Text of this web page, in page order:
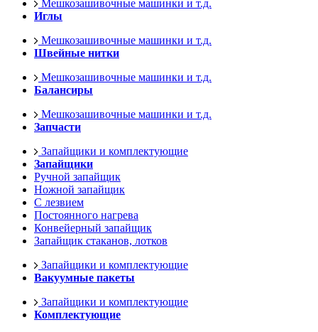
Мешкозашивочные машинки и т.д.
Иглы
Мешкозашивочные машинки и т.д.
Швейные нитки
Мешкозашивочные машинки и т.д.
Балансиры
Мешкозашивочные машинки и т.д.
Запчасти
Запайщики и комплектующие
Запайщики
Ручной запайщик
Ножной запайщик
С лезвием
Постоянного нагрева
Конвейерный запайщик
Запайщик стаканов, лотков
Запайщики и комплектующие
Вакуумные пакеты
Запайщики и комплектующие
Комплектующие